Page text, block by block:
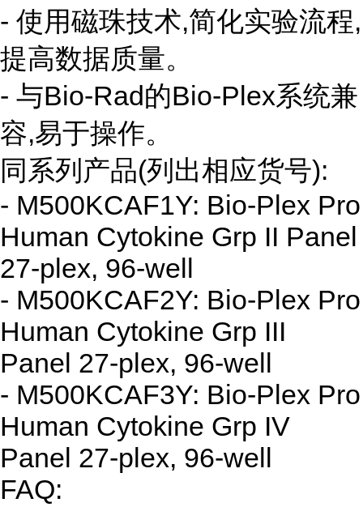
- 使用磁珠技术,简化实验流程,
提高数据质量。
- 与Bio-Rad的Bio-Plex系统兼
容,易于操作。
同系列产品(列出相应货号):
- M500KCAF1Y: Bio-Plex Pro
Human Cytokine Grp II Panel
27-plex, 96-well
- M500KCAF2Y: Bio-Plex Pro
Human Cytokine Grp III
Panel 27-plex, 96-well
- M500KCAF3Y: Bio-Plex Pro
Human Cytokine Grp IV
Panel 27-plex, 96-well
FAQ: